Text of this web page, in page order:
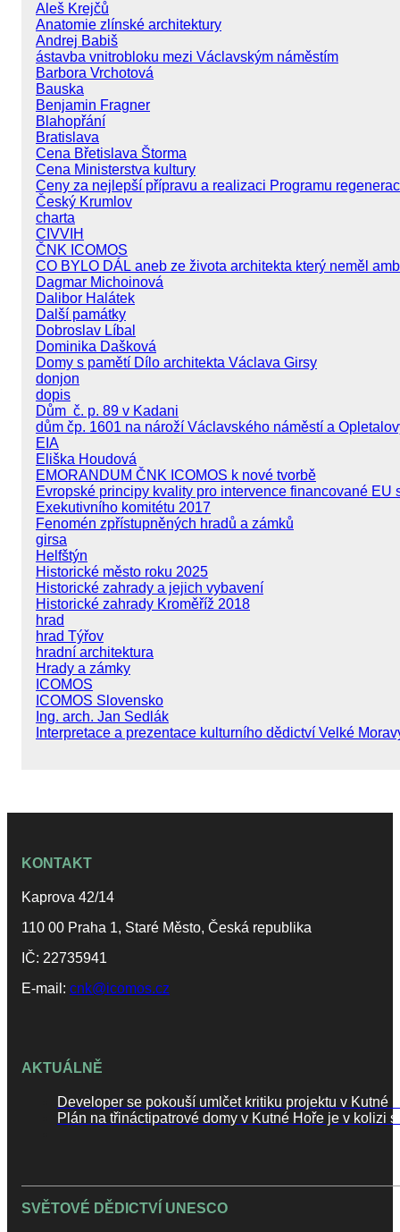
Aleš Krejčů
Anatomie zlínské architektury
Andrej Babiš
ástavba vnitrobloku mezi Václavským náměstím
Barbora Vrchotová
Bauska
Benjamin Fragner
Blahopřání
Bratislava
Cena Břetislava Štorma
Cena Ministerstva kultury
Ceny za nejlepší přípravu a realizaci Programu
Český Krumlov
charta
CIVVIH
ČNK ICOMOS
CO BYLO DÁL aneb ze života architekta který neměl
Dagmar Michoinová
Dalibor Halátek
Další památky
Dobroslav Líbal
Dominika Dašková
Domy s pamětí Dílo architekta Václava Girsy
donjon
dopis
Dům č. p. 89 v Kadani
dům čp. 1601 na nároží Václavského náměstí a
EIA
Eliška Houdová
EMORANDUM ČNK ICOMOS k nové tvorbě
Evropské principy kvality pro intervence financované EU
Exekutivního komitétu 2017
Fenomén zpřístupněných hradů a zámků
girsa
Helfštýn
Historické město roku 2025
Historické zahrady a jejich vybavení
Historické zahrady Kroměříž 2018
hrad
hrad Týřov
hradní architektura
Hrady a zámky
ICOMOS
ICOMOS Slovensko
Ing. arch. Jan Sedlák
Interpretace a prezentace kulturního dědictví Velké
KONTAKT
Kaprova 42/14
110 00 Praha 1, Staré Město, Česká republika
IČ: 22735941
E-mail: cnk@icomos.cz
AKTUÁLNĚ
Developer se pokouší umlčet kritiku projektu v Kutné
Plán na třináctipatrové domy v Kutné Hoře je v kolizi
SVĚTOVÉ DĚDICTVÍ UNESCO